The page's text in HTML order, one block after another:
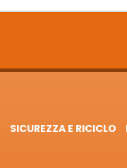
SICUREZZA E RICICLO